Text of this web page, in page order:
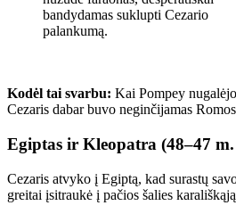
bandydamas suklupti Cezario
palankumą.
Kodėl tai svarbu: Kai Pompey
Cezaris dabar buvo neginčijamas
Egiptas ir Kleopatra (48–47
Cezaris atvyko į Egiptą, kad surastų
greitai įsitraukė į pačios šalies